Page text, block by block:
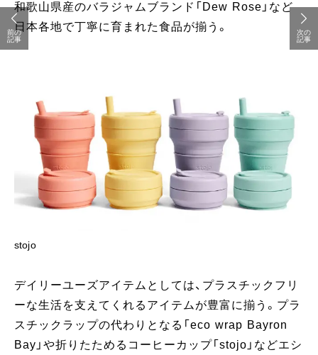
和歌山県産のバラジャムブランド「Dew Rose」など
日本各地で丁寧に育まれた食品が揃う。
stojo
デイリーユーズアイテムとしては、プラスチックフリ
ーな生活を支えてくれるアイテムが豊富に揃う。プラ
スチックラップの代わりとなる「eco wrap Bayron
Bay」や折りたためるコーヒーカップ「stojo」などエシ
前の
記事
次の
記事